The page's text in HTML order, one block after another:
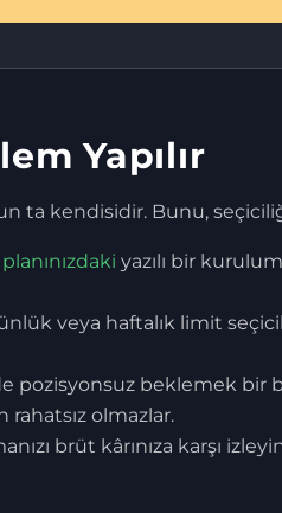
Yapılır
ta kendisidir. Bunu,
yazılı bir
veya haftalık limit
pozisyonsuz beklemek bir
olmazlar.
brüt kârınıza karşı